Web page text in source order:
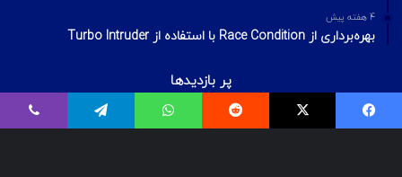
4 هفته پیش
بهره‌برداری از Race Condition با استفاده از Turbo Intruder
پر بازدیدها
اردیبهشت ۲۰, ۱۴۰۰
فیسبوک ایکس Reddit واتس آپ تلگرام وایبر